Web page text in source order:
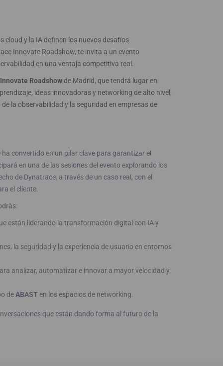
cloud y la IA definen los nuevos desafíos
Innovate Roadshow, te invita a un evento
en una ventaja competitiva real.
Roadshowde Madrid, que tendrá lugar en
ideas innovadoras y networking de alto nivel,
la observabilidad y la seguridad en empresas de
convertido en un pilar clave para garantizar el
en una de las sesiones del evento explorando los
de Dynatrace, a través de un caso real, con el
el cliente.
están liderando la transformación digital con IA y
la seguridad y la experiencia de usuario en entornos
analizar, automatizar e innovar a mayor velocidad y
deABASTen los espacios de networking.
que están dando forma al futuro de la